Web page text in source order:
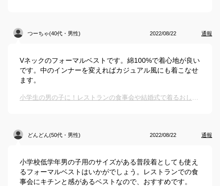
つーちゃ(40代・男性) 2022/08/22 通報
Vネックのフォーマルベストです。綿100%で着心地が良い
です。中のインナーを変えればカジュアル風にも着こなせ
ます。
小学生の男の子に！レストランの食事会や結婚式で着るおしゃれベスト、おすすめは？
どんどん(50代・男性) 2022/08/22 通報
小学校低学年男の子用のサイズがある普段着としても使え
るフォーマルベストはいかがでしょう。レストランでの食
事会にキチンと感があるベストなので、おすすめです。